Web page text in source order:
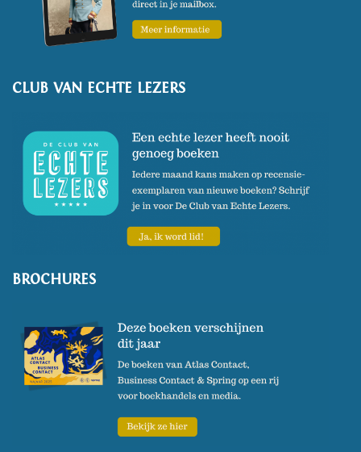
CLUB VAN ECHTE LEZERS
BROCHURES